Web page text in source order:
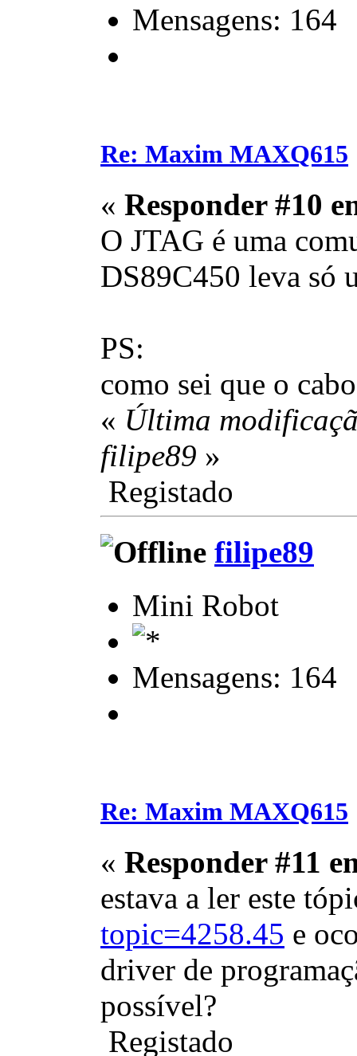
Mensagens: 164
Re: Maxim MAXQ615
« Responder #10
O JTAG é uma
DS89C450 leva só
PS:
como sei que o
« Última
filipe89 »
Registado
filipe89
Mini Robot
Mensagens: 164
Re: Maxim MAXQ615
« Responder #11
estava a ler este
topic=4258.45 e
driver de
possível?
Registado